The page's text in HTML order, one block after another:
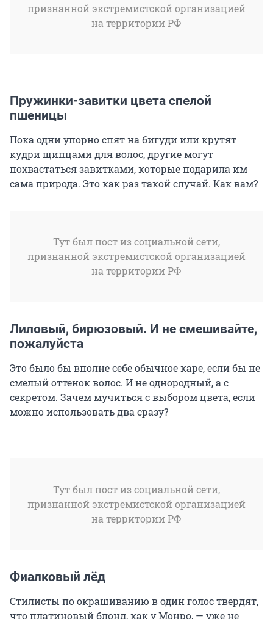
признанной экстремистской организацией
на территории РФ
Пружинки-завитки цвета спелой
пшеницы
Пока одни упорно спят на бигуди или крутят
кудри щипцами для волос, другие могут
похвастаться завитками, которые подарила им
сама природа. Это как раз такой случай. Как вам?
Тут был пост из социальной сети,
признанной экстремистской организацией
на территории РФ
Лиловый, бирюзовый. И не смешивайте,
пожалуйста
Это было бы вполне себе обычное каре, если бы не
смелый оттенок волос. И не однородный, а с
секретом. Зачем мучиться с выбором цвета, если
можно использовать два сразу?
Тут был пост из социальной сети,
признанной экстремистской организацией
на территории РФ
Фиалковый лёд
Стилисты по окрашиванию в один голос твердят,
что платиновый блонд, как у Монро, — уже не